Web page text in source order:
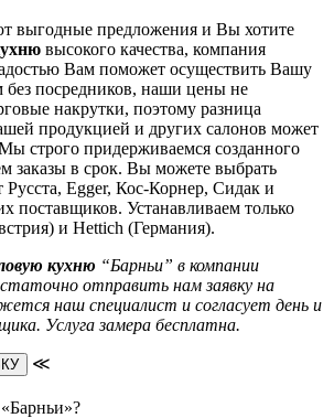
выгодные предложения и Вы хотите
высокого качества, компания
Вам поможет осуществить Вашу
посредников, наши цены не
накрутки, поэтому разница
продукцией и других салонов может
строго придерживаемся созданного
заказы в срок. Вы можете выбрать
Egger, Кос-Корнер, Сидак и
поставщиков. Устанавливаем только
и Hettich (Германия).
кухню “Барньи” в компании
отправить нам заявку на
наш специалист и согласует день и
Услуга замера бесплатна.
≪